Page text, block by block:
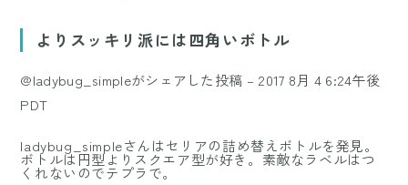
よりスッキリ派には四角いボトル
@ladybug_simpleがシェアした投稿 – 2017 8月 4 6:24午後
PDT
ladybug_simpleさんはセリアの詰め替えボトルを発見。
ボトルは円型よりスクエア型が好き。素敵なラベルはつ
くれないのでテプラで。